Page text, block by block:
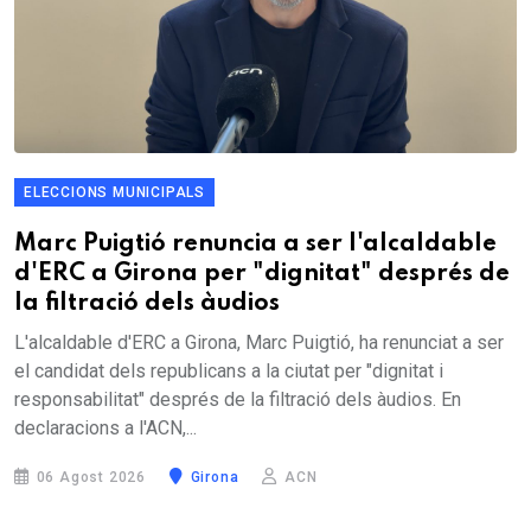
ELECCIONS MUNICIPALS
Marc Puigtió renuncia a ser l'alcaldable
d'ERC a Girona per "dignitat" després de
la filtració dels àudios
L'alcaldable d'ERC a Girona, Marc Puigtió, ha renunciat a ser
el candidat dels republicans a la ciutat per "dignitat i
responsabilitat" després de la filtració dels àudios. En
declaracions a l'ACN,...
06 Agost 2026 Girona ACN